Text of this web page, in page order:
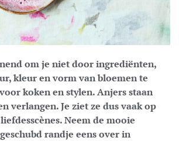
om je niet door ingrediënten,
kleur en vorm van bloemen te
koken en stylen.Anjers staan
verlangen. Je ziet ze dus vaak op
Neem de mooie
randje eens over in